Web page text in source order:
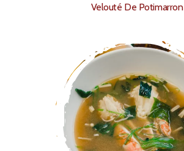
Velouté De Potimarron